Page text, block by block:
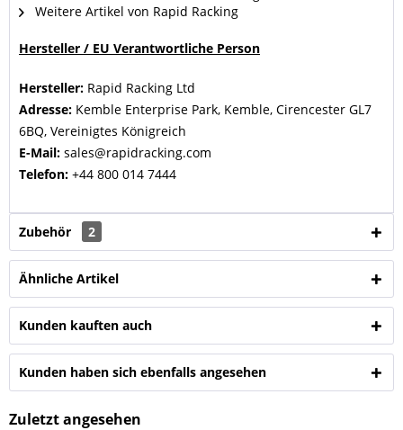
Weitere Artikel von Rapid Racking
Hersteller / EU Verantwortliche Person
Hersteller: Rapid Racking Ltd
Adresse: Kemble Enterprise Park, Kemble, Cirencester GL7
6BQ, Vereinigtes Königreich
E-Mail: sales@rapidracking.com
Telefon: +44 800 014 7444
Zubehör 2
Ähnliche Artikel
Kunden kauften auch
Kunden haben sich ebenfalls angesehen
Zuletzt angesehen